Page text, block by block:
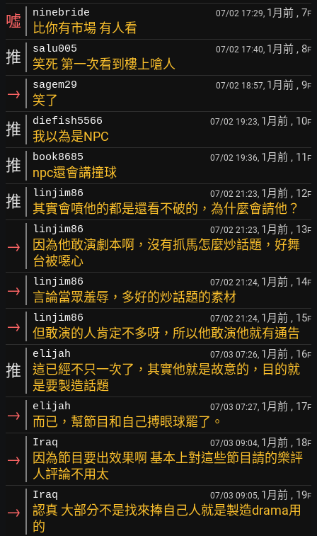
噓 ninebride 07/02 17:29, 1月前 , 7F
比你有市場 有人看
推 salu005 07/02 17:40, 1月前 , 8F
笑死 第一次看到樓上嗆人
→ sagem29 07/02 18:57, 1月前 , 9F
笑了
推 diefish5566 07/02 19:23, 1月前 , 10F
我以為是NPC
推 book8685 07/02 19:36, 1月前 , 11 F
npc還會講撞球
推 linjim86 07/02 21:23, 1月前 , 12F
其實會噴他的都是還看不破的，為什麼會請他？
→
linjim86 07/02 21:23, 1月前 , 13F
因為他敢演劇本啊，沒有抓馬怎麼炒話題，好舞
台被噁心
→ linjim86 07/02 21:24, 1月前 , 14F
言論當眾羞辱，多好的炒話題的素材
→ linjim86 07/02 21:24, 1月前 , 15F
但敢演的人肯定不多呀，所以他敢演他就有通告
推
elijah 07/03 07:26, 1月前 , 16F
這已經不只一次了，其實他就是故意的，目的就
是要製造話題
→ elijah 07/03 07:27, 1月前 , 17F
而已，幫節目和自己搏眼球罷了。
→
Iraq 07/03 09:04, 1月前 , 18F
因為節目要出效果啊 基本上對這些節目請的樂評
人評論不用太
→
Iraq 07/03 09:05, 1月前 , 19F
認真 大部分不是找來捧自己人就是製造drama用
的